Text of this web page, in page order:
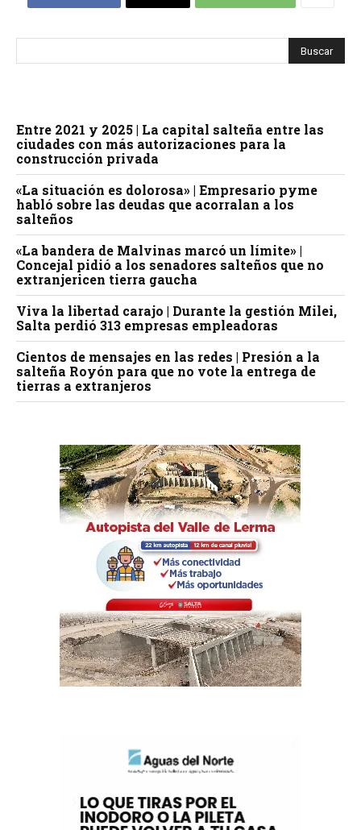
Entre 2021 y 2025 | La capital salteña entre las
ciudades con más autorizaciones para la
construcción privada
«La situación es dolorosa» | Empresario pyme
habló sobre las deudas que acorralan a los
salteños
«La bandera de Malvinas marcó un límite» |
Concejal pidió a los senadores salteños que no
extranjericen tierra gaucha
Viva la libertad carajo | Durante la gestión Milei,
Salta perdió 313 empresas empleadoras
Cientos de mensajes en las redes | Presión a la
salteña Royón para que no vote la entrega de
tierras a extranjeros